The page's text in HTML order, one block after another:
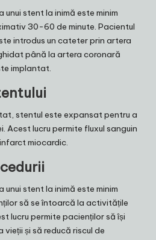
unui stent la inimă este minim
30-60 de minute. Pacientul
introdus un cateter prin artera
până la artera coronară
implantat.
stentul este expansat pentru a
Acest lucru permite fluxul sanguin
miocardic.
unui stent la inimă este minim
să se întoarcă la activitățile
lucru permite pacienților să își
și să reducă riscul de